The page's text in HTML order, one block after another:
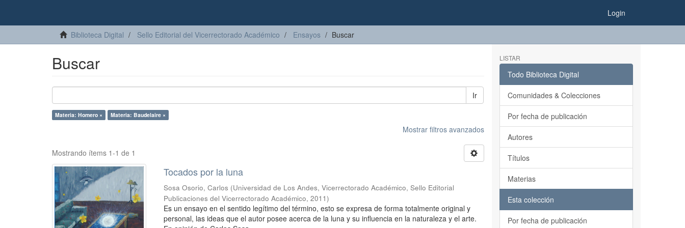
Login
Biblioteca Digital Sello Editorial del Vicerrectorado Académico Ensayos Buscar
Buscar
Ir
Materia: Homero × Materia: Baudelaire ×
Mostrar filtros avanzados
Mostrando ítems 1-1 de 1
Tocados por la luna
Sosa Osorio, Carlos (Universidad de Los Andes, Vicerrectorado Académico, Sello Editorial
Publicaciones del Vicerrectorado Académico,2011)
Es un ensayo en el sentido legítimo del término, esto se expresa de forma totalmente original y
personal, las ideas que el autor posee acerca de la luna y su influencia en la naturaleza y el arte.
LISTAR
Todo Biblioteca Digital
Comunidades & Colecciones
Por fecha de publicación
Autores
Títulos
Materias
Esta colección
Por fecha de publicación